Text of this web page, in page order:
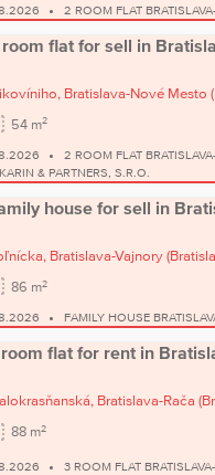
2 ROOM FLAT
flat for sell in
Bratislava-Nové Mesto
54 m2
2 ROOM FLAT
KARIN & PARTNERS, S.R.O.
house for sell in
Bratislava-Vajnory
86 m2
FAMILY HOUSE
flat for rent in
Bratislava-Rača
88 m2
3 ROOM FLAT